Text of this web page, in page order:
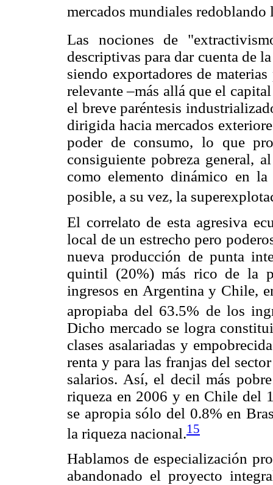
mercados mundiales
Las nociones de
descriptivas para dar cuenta de
siendo exportadores de
relevante –más allá que el
el breve paréntesis
dirigida hacia mercados
poder de consumo, lo que
consiguiente pobreza general,
como elemento dinámico en
posible, a su vez, la
El correlato de esta agresiva
local de un estrecho pero
nueva producción de punta
quintil (20%) más rico de la
ingresos en Argentina y Chile,
apropiaba del 63.5% de los
Dicho mercado se logra
clases asalariadas y
renta y para las franjas del
salarios. Así, el decil más
riqueza en 2006 y en Chile del
se apropia sólo del 0.8% en
la riqueza nacional.15
Hablamos de especialización
abandonado el proyecto